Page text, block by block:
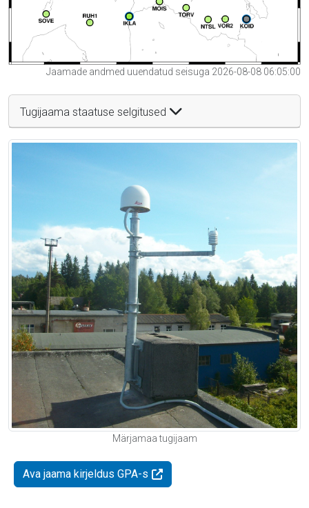
Jaamade andmed uuendatud seisuga 2026-08-08 06:05:00
Tugijaama staatuse selgitused
Märjamaa tugijaam
Ava jaama kirjeldus GPA-s